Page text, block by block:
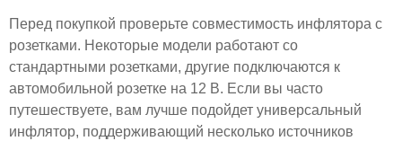
Перед покупкой проверьте совместимость инфлятора с
розетками. Некоторые модели работают со
стандартными розетками, другие подключаются к
автомобильной розетке на 12 В. Если вы часто
путешествуете, вам лучше подойдет универсальный
инфлятор, поддерживающий несколько источников